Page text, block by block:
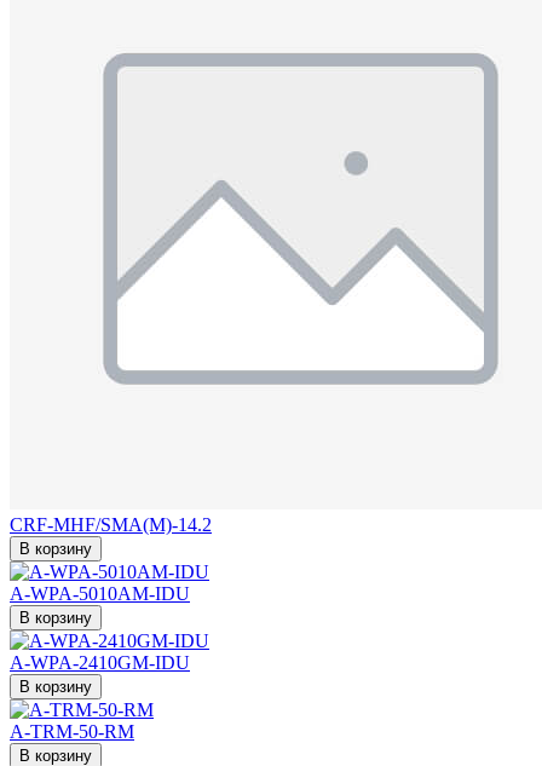
CRF-MHF/SMA(M)-14.2
В корзину
A-WPA-5010AM-IDU
В корзину
A-WPA-2410GM-IDU
В корзину
A-TRM-50-RM
В корзину